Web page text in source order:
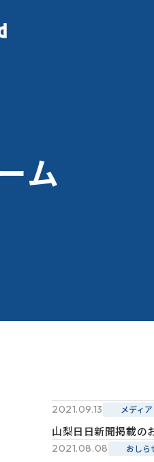
ム
2021.09.13 メディア
山梨日日新聞掲載の
2021.08.08 おしら